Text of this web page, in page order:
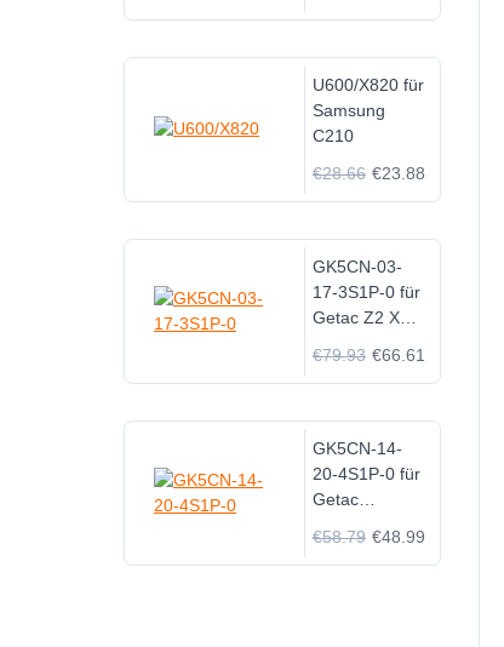
U600/X820 für
Samsung
C210
€28.66 €23.88
GK5CN-03-
17-3S1P-0 für
Getac Z2 X8TI
€79.93 €66.61
GK5CN-14-
20-4S1P-0 für
Getac
€58.79 €48.99